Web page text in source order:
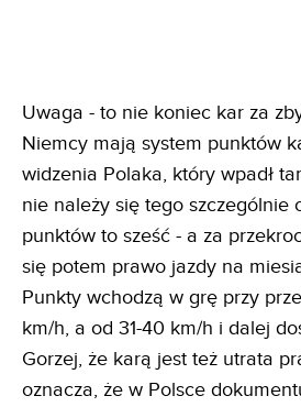
Uwaga - to nie koniec kar za
Niemcy mają system punktów
widzenia Polaka, który wpadł
nie należy się tego szczególnie
punktów to sześć - a za
się potem prawo jazdy na
Punkty wchodzą w grę przy
km/h, a od 31-40 km/h i dalej
Gorzej, że karą jest też utrata
oznacza, że w Polsce